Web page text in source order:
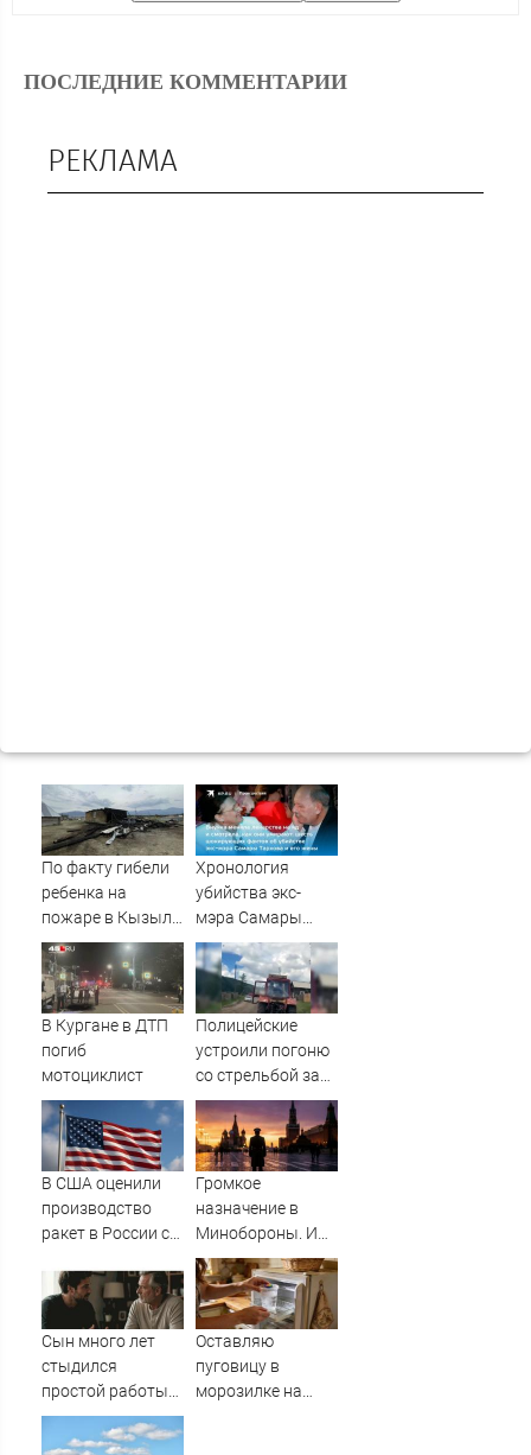
ПОСЛЕДНИЕ КОММЕНТАРИИ
РЕКЛАМА
По факту гибели
ребенка на
пожаре в Кызыл-
Таше возбуждено
уголовное дело
Хронология
убийства экс-
мэра Самары
Виктора Тархова
и его жены: шесть
шокирующих
фактов, новые
В Кургане в ДТП
погиб
мотоциклист
Полицейские
устроили погоню
со стрельбой за
пьяным
водителем
трактора
В США оценили
производство
ракет в России с
"Пэтриотов"
Громкое
назначение в
Минобороны. И
плохая новость
для ВСУ: Этот
генерал уже
дошёл до Киева. И
Сын много лет
стыдился
простой работы
отца, пока не
узнал, ради чего
Оставляю
пуговицу в
морозилке на